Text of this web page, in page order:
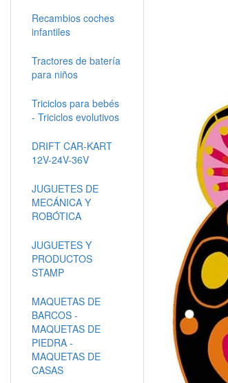
Recambios coches
infantiles
Tractores de batería
para niños
Triciclos para bebés
- Triciclos evolutivos
DRIFT CAR-KART
12V-24V-36V
JUGUETES DE
MECÁNICA Y
ROBÓTICA
JUGUETES Y
PRODUCTOS
STAMP
MAQUETAS DE
BARCOS -
MAQUETAS DE
PIEDRA -
MAQUETAS DE
CASAS